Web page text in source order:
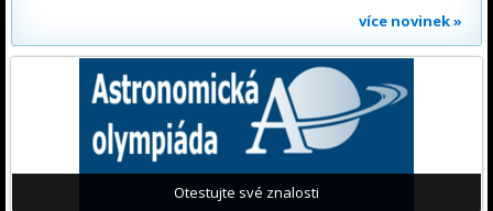
více novinek »
Otestujte své znalosti